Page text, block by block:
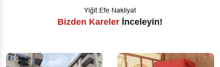
Yiğit Efe Nakliyat
Bizden Kareler İnceleyin!